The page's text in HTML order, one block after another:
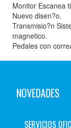
Monitor Escanea
Nuevo disen?o.
Transmisio?n
magnetico.
Pedales con
NOVEDADES
SERVICIOS